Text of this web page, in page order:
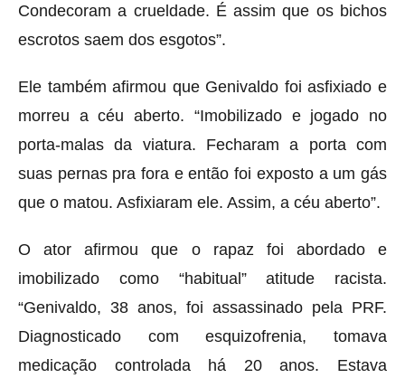
Condecoram a crueldade. É assim que os bichos
escrotos saem dos esgotos”.
Ele também afirmou que Genivaldo foi asfixiado e
morreu a céu aberto. “Imobilizado e jogado no
porta-malas da viatura. Fecharam a porta com
suas pernas pra fora e então foi exposto a um gás
que o matou. Asfixiaram ele. Assim, a céu aberto”.
O ator afirmou que o rapaz foi abordado e
imobilizado como “habitual” atitude racista.
“Genivaldo, 38 anos, foi assassinado pela PRF.
Diagnosticado com esquizofrenia, tomava
medicação controlada há 20 anos. Estava